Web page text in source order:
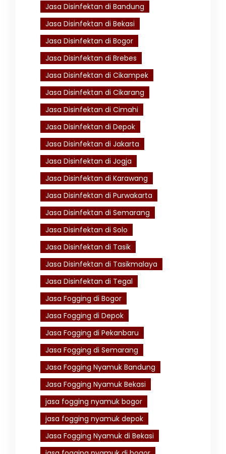
Jasa Disinfektan di Bandung
Jasa Disinfektan di Bekasi
Jasa Disinfektan di Bogor
Jasa Disinfektan di Brebes
Jasa Disinfektan di Cikampek
Jasa Disinfektan di Cikarang
Jasa Disinfektan di Cimahi
Jasa Disinfektan di Depok
Jasa Disinfektan di Jakarta
Jasa Disinfektan di Jogja
Jasa Disinfektan di Karawang
Jasa Disinfektan di Purwakarta
Jasa Disinfektan di Semarang
Jasa Disinfektan di Solo
Jasa Disinfektan di Tasik
Jasa Disinfektan di Tasikmalaya
Jasa Disinfektan di Tegal
Jasa Fogging di Bogor
Jasa Fogging di Depok
Jasa Fogging di Pekanbaru
Jasa Fogging di Semarang
Jasa Fogging Nyamuk Bandung
Jasa Fogging Nyamuk Bekasi
jasa fogging nyamuk bogor
jasa fogging nyamuk depok
Jasa Fogging Nyamuk di Bekasi